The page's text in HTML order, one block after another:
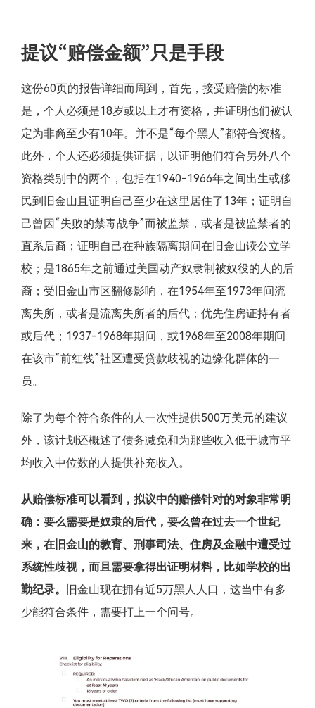
提议“赔偿金额”只是手段
这份60页的报告详细而周到，首先，接受赔偿的标准
是，个人必须是18岁或以上才有资格，并证明他们被认
定为非裔至少有10年。并不是“每个黑人”都符合资格。
此外，个人还必须提供证据，以证明他们符合另外八个
资格类别中的两个，包括在1940-1966年之间出生或移
民到旧金山且证明自己至少在这里居住了13年；证明自
己曾因“失败的禁毒战争”而被监禁，或者是被监禁者的
直系后裔；证明自己在种族隔离期间在旧金山读公立学
校；是1865年之前通过美国动产奴隶制被奴役的人的后
裔；受旧金山市区翻修影响，在1954年至1973年间流
离失所，或者是流离失所者的后代；优先住房证持有者
或后代；1937-1968年期间，或1968年至2008年期间
在该市“前红线”社区遭受贷款歧视的边缘化群体的一
员。
除了为每个符合条件的人一次性提供500万美元的建议
外，该计划还概述了债务减免和为那些收入低于城市平
均收入中位数的人提供补充收入。
从赔偿标准可以看到，拟议中的赔偿针对的对象非常明
确：要么需要是奴隶的后代，要么曾在过去一个世纪
来，在旧金山的教育、刑事司法、住房及金融中遭受过
系统性歧视，而且需要拿得出证明材料，比如学校的出
勤纪录。
旧金山现在拥有近5万黑人人口，这当中有多
少能符合条件，需要打上一个问号。